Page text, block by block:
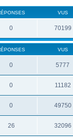
VUS
0 70199
VUS
0 5777
0 11182
0 49750
26 32096